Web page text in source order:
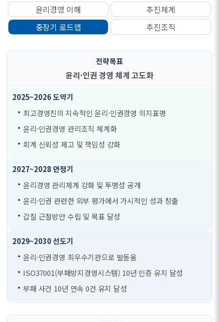
윤리경영 이해
추진체계
중장기 로드맵
추진조직
윤리·인권 경영 체계 고도화
최고경영진의 지속적인 윤리·인권경영 의지표명
윤리·인권경영 관리조직 체계화
회계 신뢰성 제고 및 책임성 강화
윤리경영 관리체계 강화 및 투명성 공개
윤리·인권 관련한 외부 평가에서 가시적인 성과 창출
갑질 근절방안 수립 및 목표 달성
윤리·인권경영 최우수기관으로 발돋움
ISO37001(부패방지경영시스템) 10년 인증 유지 달성
부패 사건 10년 연속 0건 유지 달성